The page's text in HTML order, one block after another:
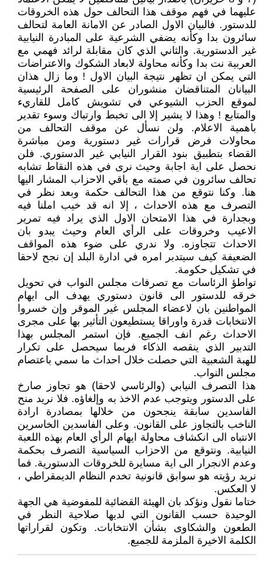
عليهما في فهم موقف هذا التحالف حول هذه الخروقات
للدستور. فالبيان الاول الصادر عن الامانة العامة لتحالف
سائرون بدا وكأنه يضفي الشرعية على المبادرة النيابية
غير الدستورية. والثاني الذي كان مقابلة لرائد فهمي مع
العربية نت بدا وكأنه محاولة لابعاد الشكوك والاعتراضات
التي يمكن ان تظهر نتيجة البيان الاول ! وما زال هذان
البيانان المتناقضان منشوران على الصفحة الرئيسية
لموقع الحزب الشيوعي في تشويش كامل للقاريء
والمتابع ! وهذا لا يشير إلا الى تخبط وارتباك وسوء تقدير
باهمية الاعلام. ولن نسأل عن موقف التحالف من
محاولات فرض قرارات غير دستورية ومن مباشرة
القضاء بتطبيق بنود القرار النيابي غير الدستوري. فلن
نحصل على اية اجابة وحيث نرى في هذه النقاط تشابه
تحالف سائرون في صمته مع باقي الاحزاب المشار اليها
هنا. وكنا نتوقع من هذا التحالف حكمة وبعد نظر في
التصرف مع هذه الاحداث ، إلا انه قد خيب املنا فيه
وبجدارة في هذا الامتحان الاول الذي يراد فيه تمرير
الاعيب وخروقات على الرأي العام وحيث يبدو بان
الاحداث تتجاوزه. ولا ندري على ضوء هذه المواقف
الضعيفة كيف سيتدبر امره في ادارة البلد إن نجح لاحقا
في تشكيل حكومة.
تواطؤ الرئاسات مع تصرفات مجلس النواب في تحويل
خرقه للدستور الى قانون دستوري يهدف الى ايهام
المواطنين بان لاعضاء المجلس غير الموقر وإن خسروا
الانتخابات قدرة واوراقا يستطيعون التأثير بها على مجرى
الاحداث رغم انف الجميع. فإن استمر المجلس بهذا
التدبير الذي ينقصه الذكاء فربما سيحصل على تكرار
للهبة الشعبية التي حصلت خلال احداث ما سمي باعتصام
مجلس النواب.
هذا التصرف النيابي (والرئاسي لاحقا) هو تجاوز صارخ
على الدستور ويتوجب عدم الاخذ به وإلغاؤه. فلا نريد منح
الفاسدين سابقة ينجحون من خلالها بمصادرة ارادة
الناخب بالتجاوز على القانون. وعلى الفاسدين الخاسرين
الانتباه الى انكشاف محاولة ايهام الرأي العام بهذه اللعبة
النيابية. ونتوقع من الاحزاب السياسية التصرف بحكمة
وعدم الانجرار الى اية مسايرة للخروقات الدستورية. فما
نريد رؤيته هو سوابق قانونية تخدم النظام الديمقراطي ،
لا العكس.
ختاما نقول ونؤكد بان الهيئة القضائية للمفوضية هي الجهة
الوحيدة حسب القانون التي لديها صلاحية النظر في
الطعون والشكاوى بشأن الانتخابات. وتكون لقراراتها
الكلمة الاخيرة الملزمة للجميع.